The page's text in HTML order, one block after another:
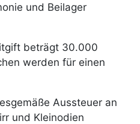
und Beilager
beträgt 30.000
werden für einen
Aussteuer an
und Kleinodien